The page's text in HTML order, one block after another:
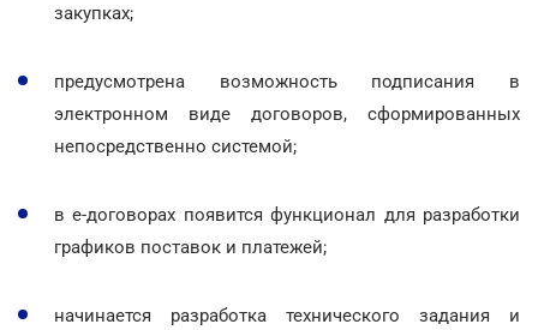
закупках;
предусмотрена возможность подписания в
электронном виде договоров, сформированных
непосредственно системой;
в е-договорах появится функционал для разработки
графиков поставок и платежей;
начинается разработка технического задания и